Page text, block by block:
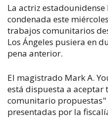
La actriz
condenada este
trabajos comunitarios
Los Ángeles pusiera en
pena anterior.
El magistrado Mark A.
está dispuesta a aceptar
comunitario propuestas"
presentadas por la